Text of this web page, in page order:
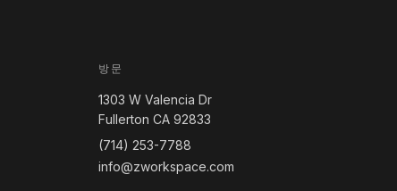
방문
1303 W Valencia Dr
Fullerton CA 92833
(714) 253-7788
info@zworkspace.com